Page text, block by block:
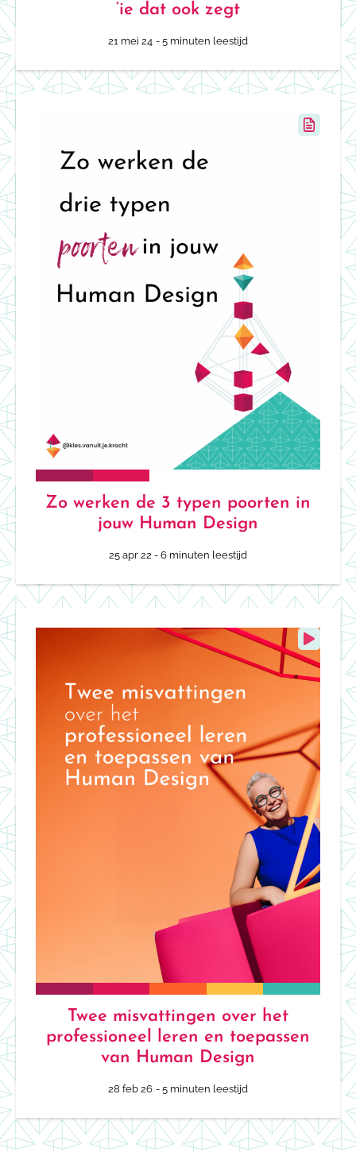
‘ie dat ook zegt
21 mei 24 - 5 minuten leestijd
Zo werken de 3 typen poorten in
jouw Human Design
25 apr 22 - 6 minuten leestijd
Twee misvattingen over het
professioneel leren en toepassen
van Human Design
28 feb 26 - 5 minuten leestijd